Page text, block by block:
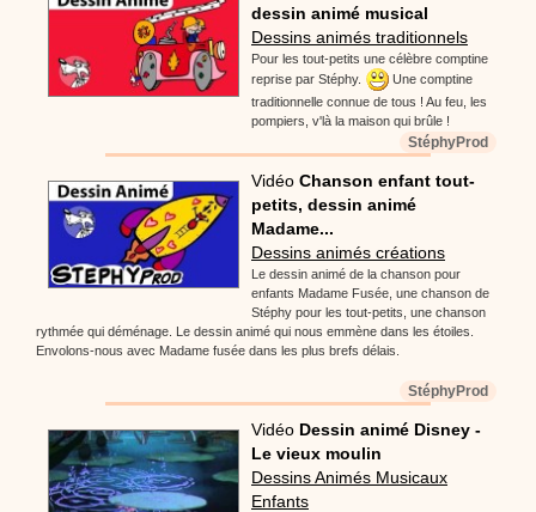
dessin animé musical
Dessins animés traditionnels
Pour les tout-petits une célèbre comptine
reprise par Stéphy.
Une comptine
traditionnelle connue de tous ! Au feu, les
pompiers, v'là la maison qui brûle !
StéphyProd
Vidéo Chanson enfant tout-
petits, dessin animé
Madame...
Dessins animés créations
Le dessin animé de la chanson pour
enfants Madame Fusée, une chanson de
Stéphy pour les tout-petits, une chanson
rythmée qui déménage. Le dessin animé qui nous emmène dans les étoiles.
Envolons-nous avec Madame fusée dans les plus brefs délais.
StéphyProd
Vidéo Dessin animé Disney -
Le vieux moulin
Dessins Animés Musicaux
Enfants